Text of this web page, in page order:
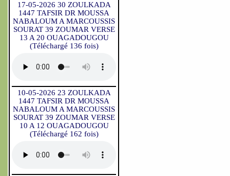
17-05-2026 30 ZOULKADA
1447 TAFSIR DR MOUSSA
NABALOUM A MARCOUSSIS
SOURAT 39 ZOUMAR VERSE
13 A 20 OUAGADOUGOU
(Téléchargé 136 fois)
10-05-2026 23 ZOULKADA
1447 TAFSIR DR MOUSSA
NABALOUM A MARCOUSSIS
SOURAT 39 ZOUMAR VERSE
10 A 12 OUAGADOUGOU
(Téléchargé 162 fois)